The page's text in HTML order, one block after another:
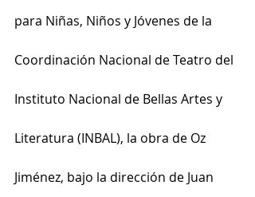
para Niñas, Niños y Jóvenes de la
Coordinación Nacional de Teatro del
Instituto Nacional de Bellas Artes y
Literatura (INBAL), la obra de Oz
Jiménez, bajo la dirección de Juan